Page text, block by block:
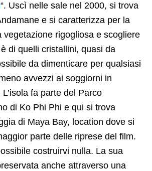
“. Uscì nelle sale nel 2000, si trova
e si caratterizza per la
vegetazione rigogliosa e scogliere
di quelli cristallini, quasi da
da dimenticare per qualsiasi
avvezzi ai soggiorni in
fa parte del Parco
di Ko Phi Phi e qui si trova
di Maya Bay, location dove si
parte delle riprese del film.
costruirvi nulla. La sua
anche attraverso una